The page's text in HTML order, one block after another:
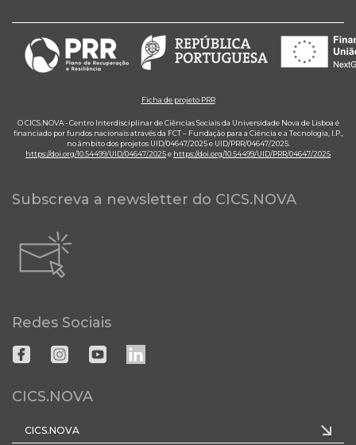
Ficha de projeto PRR
O CICS.NOVA - Centro Interdisciplinar de Ciências Sociais da Universidade Nova de Lisboa é
financiado por fundos nacionais através da FCT – Fundação para a Ciência e a Tecnologia, I.P.,
no âmbito dos projetos UID/04647/2025 e UID/PRR/04647/2025.
https://doi.org/10.54499/UID/04647/2025e https://doi.org/10.54499/UID/PRR/04647/2025
Subscreva a newsletter do CICS.NOVA
Redes Sociais
CICS.NOVA
CICS.NOVA